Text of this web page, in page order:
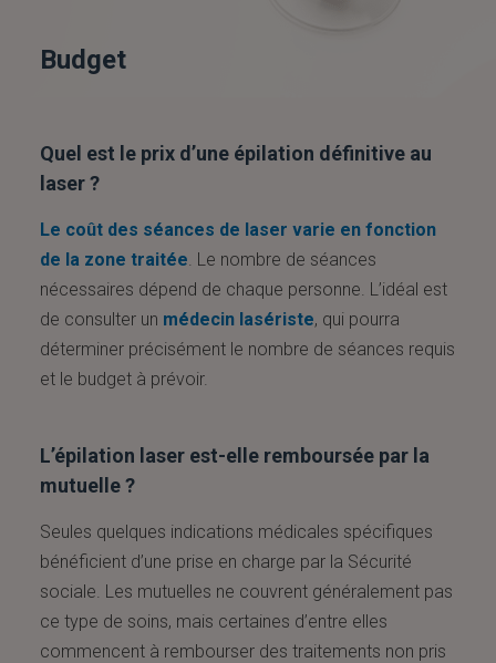
Budget
Quel est le prix d’une épilation définitive au
laser ?
Le coût des séances de laser varie en fonction
de la zone traitée. Le nombre de séances
nécessaires dépend de chaque personne. L’idéal est
de consulter un médecin lasériste, qui pourra
déterminer précisément le nombre de séances requis
et le budget à prévoir.
L’épilation laser est-elle remboursée par la
mutuelle ?
Seules quelques indications médicales spécifiques
bénéficient d’une prise en charge par la Sécurité
sociale. Les mutuelles ne couvrent généralement pas
ce type de soins, mais certaines d’entre elles
commencent à rembourser des traitements non pris